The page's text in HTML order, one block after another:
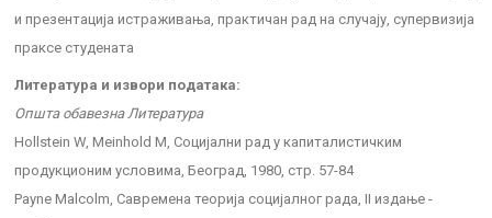
и презентација истраживања, практичан рад на случају, супервизија
праксе студената
Литература и извори података:
Општа обавезна Литература
Hollstein W, Meinhold M, Социјални рад у капиталистичким
продукционим условима, Београд, 1980, стр. 57-84
Payne Malcolm, Савремена теорија социјалног рада, II издање -